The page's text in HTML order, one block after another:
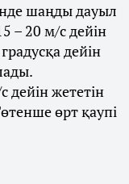
шаңды дауыл
– 20 м/с дейін
дейін
дейін жететін
өрт қаупі